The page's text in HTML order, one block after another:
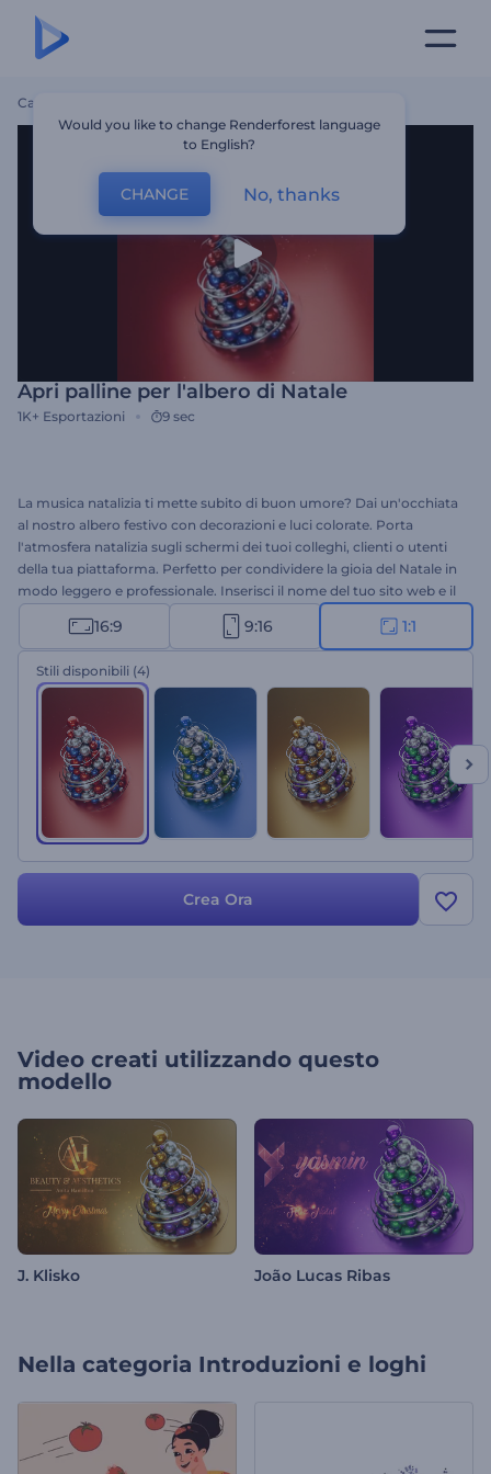
Casa
Apri palline per l'albero di Natale
1K+ Esportazioni 9 sec
La musica natalizia ti mette subito di buon umore? Dai un'occhiata
al nostro albero festivo con decorazioni e luci colorate. Porta
l'atmosfera natalizia sugli schermi dei tuoi colleghi, clienti o utenti
della tua piattaforma. Perfetto per condividere la gioia del Natale in
modo leggero e professionale. Inserisci il nome del tuo sito web e il
16:9 9:16 1:1
Stili disponibili (4)
Crea Ora
Video creati utilizzando questo
modello
J. Klisko João Lucas Ribas
Nella categoria Introduzioni e loghi
Would you like to change Renderforest language
to English?
CHANGE No, thanks